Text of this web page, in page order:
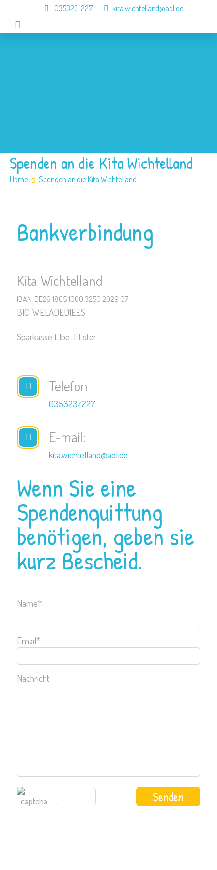
035323-227 kita.wichtelland@aol.de
Spenden an die Kita Wichtelland
Home Spenden an die Kita Wichtelland
Bankverbindung
Kita Wichtelland
IBAN: DE26 1805 1000 3250 2029 07
BIC: WELADED1EES
Sparkasse Elbe-ELster
Telefon
035323/227
E-mail:
kita.wichtelland@aol.de
Wenn Sie eine
Spendenquittung
benötigen, geben sie
kurz Bescheid.
Name*
Email*
Nachricht